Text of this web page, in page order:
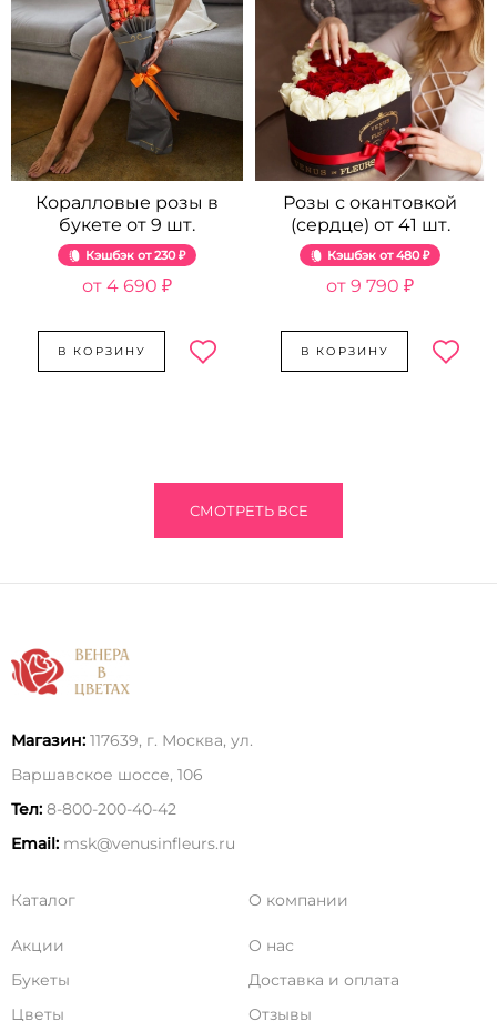
Коралловые розы в
букете от 9 шт.
Кэшбэк 230 ₽
4 690 ₽
В КОРЗИНУ
Розы с окантовкой
(сердце) от 41 шт.
Кэшбэк 480 ₽
9 790 ₽
В КОРЗИНУ
СМОТРЕТЬ ВСЕ
Магазин: 117639, г. Москва, ул.
Варшавское шоссе, 106
Тел: 8-800-200-40-42
Email: msk@venusinfleurs.ru
Каталог
Акции
Букеты
Цветы
О компании
О нас
Доставка и оплата
Отзывы